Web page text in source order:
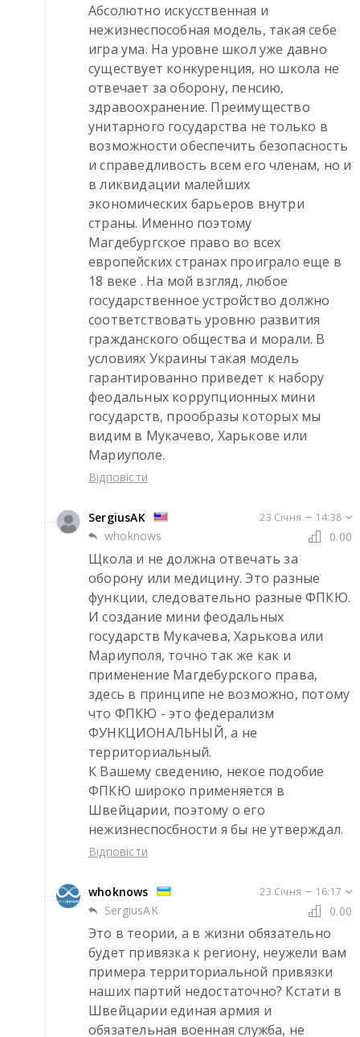
Абсолютно искусственная и
нежизнеспособная модель, такая себе
игра ума. На уровне школ уже давно
существует конкуренция, но школа не
отвечает за оборону, пенсию,
здравоохранение. Преимущество
унитарного государства не только в
возможности обеспечить безопасность
и справедливость всем его членам, но и
в ликвидации малейших
экономических барьеров внутри
страны. Именно поэтому
Магдебургское право во всех
европейских странах проиграло еще в
18 веке . На мой взгляд, любое
государственное устройство должно
соответствовать уровню развития
гражданского общества и морали. В
условиях Украины такая модель
гарантированно приведет к набору
феодальных коррупционных мини
государств, прообразы которых мы
видим в Мукачево, Харькове или
Мариуполе.
Відповісти
SergiusAK 23 Січня 14:38
whoknows 0.00
Щкола и не должна отвечать за
оборону или медицину. Это разные
функции, следовательно разные ФПКЮ.
И создание мини феодальных
государств Мукачева, Харькова или
Мариуполя, точно так же как и
применение Магдебурского права,
здесь в принципе не возможно, потому
что ФПКЮ - это федерализм
ФУНКЦИОНАЛЬНЫЙ, а не
территориальный.
К Вашему сведению, некое подобие
ФПКЮ широко применяется в
Швейцарии, поэтому о его
нежизнеспосбности я бы не утверждал.
Відповісти
whoknows 23 Січня 16:17
SergiusAK 0.00
Это в теории, а в жизни обязательно
будет привязка к региону, неужели вам
примера территориальной привязки
наших партий недостаточно? Кстати в
Швейцарии единая армия и
обязательная военная служба, не